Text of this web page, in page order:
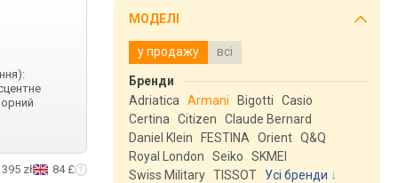
395 zł 84 £
МОДЕЛІ
у продажу всі
Бренди
Adriatica
Armani Bigotti
Casio
Certina
Citizen
Claude Bernard
Daniel Klein
FESTINA Orient Q&Q
Royal London
Seiko
SKMEI
Swiss Military TISSOT
Усі бренди